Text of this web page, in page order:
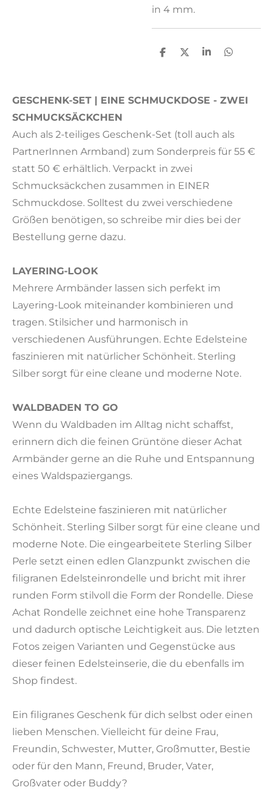
in 4 mm.
T
e
n
T
e
n
T
e
n
T
e
n
GESCHENK-SET | EINE SCHMUCKDOSE - ZWEI
SCHMUCKSÄCKCHEN
Auch als 2-teiliges Geschenk-Set (toll auch als
PartnerInnen Armband) zum Sonderpreis für 55 €
statt 50 € erhältlich. Verpackt in zwei
Schmucksäckchen zusammen in EINER
Schmuckdose. Solltest du zwei verschiedene
Größen benötigen, so schreibe mir dies bei der
Bestellung gerne dazu.
LAYERING-LOOK
Mehrere Armbänder lassen sich perfekt im
Layering-Look miteinander kombinieren und
tragen. Stilsicher und harmonisch in
verschiedenen Ausführungen. Echte Edelsteine
faszinieren mit natürlicher Schönheit. Sterling
Silber sorgt für eine cleane und moderne Note.
WALDBADEN TO GO
Wenn du Waldbaden im Alltag nicht schaffst,
erinnern dich die feinen Grüntöne dieser Achat
Armbänder gerne an die Ruhe und Entspannung
eines Waldspaziergangs.
Echte Edelsteine faszinieren mit natürlicher
Schönheit. Sterling Silber sorgt für eine cleane und
moderne Note. Die eingearbeitete Sterling Silber
Perle setzt einen edlen Glanzpunkt zwischen die
filigranen Edelsteinrondelle und bricht mit ihrer
runden Form stilvoll die Form der Rondelle. Diese
Achat Rondelle zeichnet eine hohe Transparenz
und dadurch optische Leichtigkeit aus. Die letzten
Fotos zeigen Varianten und Gegenstücke aus
dieser feinen Edelsteinserie, die du ebenfalls im
Shop findest.
Ein filigranes Geschenk für dich selbst oder einen
lieben Menschen. Vielleicht für deine Frau,
Freundin, Schwester, Mutter, Großmutter, Bestie
oder für den Mann, Freund, Bruder, Vater,
Großvater oder Buddy?